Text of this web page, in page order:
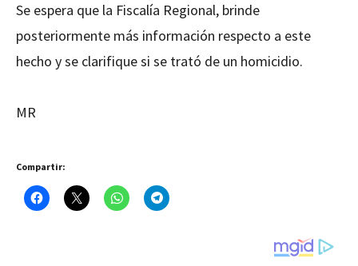
Se espera que la Fiscalía Regional, brinde
posteriormente más información respecto a este
hecho y se clarifique si se trató de un homicidio.
MR
Compartir: